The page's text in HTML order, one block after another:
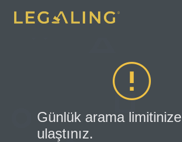
Günlük arama limitinize
ulaştınız.